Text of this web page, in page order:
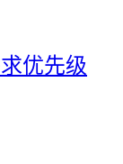
优先级